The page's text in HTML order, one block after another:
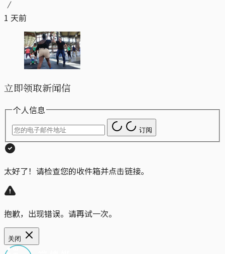
1 天前
立即领取新闻信
个人信息
订阅
太好了！请检查您的收件箱并点击链接。
抱歉，出现错误。请再试一次。
关闭